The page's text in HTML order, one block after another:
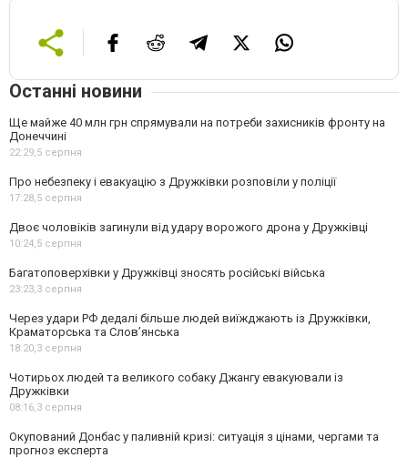
Останні новини
Ще майже 40 млн грн спрямували на потреби захисників фронту на
Донеччині
22:29,5 серпня
Про небезпеку і евакуацію з Дружківки розповіли у поліції
17:28,5 серпня
Двоє чоловіків загинули від удару ворожого дрона у Дружківці
10:24,5 серпня
Багатоповерхівки у Дружківці зносять російські війська
23:23,3 серпня
Через удари РФ дедалі більше людей виїжджають із Дружківки,
Краматорська та Слов’янська
18:20,3 серпня
Чотирьох людей та великого собаку Джангу евакуювали із
Дружківки
08:16,3 серпня
Окупований Донбас у паливній кризі: ситуація з цінами, чергами та
прогноз експерта